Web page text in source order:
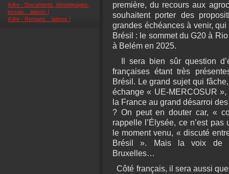
A lire - Documents, témoignages,
essais... latinos !
A lire - Romans... latinos !
première, du recours aux
souhaitent porter des
grandes échéances à venir,
Brésil : le sommet du G20 à
à Belém en 2025.
Il sera bien sûr question
françaises étant très
Brésil. Le grand sujet qui
échange « UE-MERCOSUR
la France au grand désarroi
? On peut en douter car, «
rappelle l’Élysée, ce n’est
le moment venu, « discuté
Brésil ». Mais la voix de
Bruxelles…
Côté français, il sera aussi